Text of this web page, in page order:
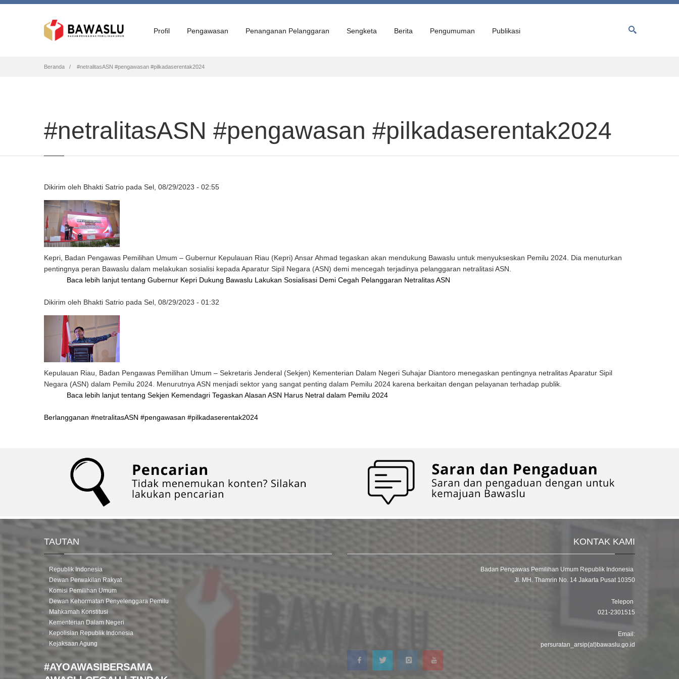
Profil Pengawasan Penanganan Pelanggaran Sengketa Berita Pengumuman Publikasi
Breadcrumb
Beranda #netralitasASN #pengawasan #pilkadaserentak2024
#netralitasASN #pengawasan #pilkadaserentak2024
Dikirim oleh Bhakti Satrio pada Sel, 08/29/2023 - 02:55
Kepri, Badan Pengawas Pemilihan Umum – Gubernur Kepulauan Riau (Kepri) Ansar Ahmad tegaskan akan mendukung Bawaslu untuk menyukseskan Pemilu 2024. Dia menuturkan
pentingnya peran Bawaslu dalam melakukan sosialisi kepada Aparatur Sipil Negara (ASN) demi mencegah terjadinya pelanggaran netralitasi ASN.
Baca lebih lanjut tentang Gubernur Kepri Dukung Bawaslu Lakukan Sosialisasi Demi Cegah Pelanggaran Netralitas ASN
Dikirim oleh Bhakti Satrio pada Sel, 08/29/2023 - 01:32
Kepulauan Riau, Badan Pengawas Pemilihan Umum – Sekretaris Jenderal (Sekjen) Kementerian Dalam Negeri Suhajar Diantoro menegaskan pentingnya netralitas Aparatur Sipil
Negara (ASN) dalam Pemilu 2024. Menurutnya ASN menjadi sektor yang sangat penting dalam Pemilu 2024 karena berkaitan dengan pelayanan terhadap publik.
Baca lebih lanjut tentang Sekjen Kemendagri Tegaskan Alasan ASN Harus Netral dalam Pemilu 2024
Berlangganan #netralitasASN #pengawasan #pilkadaserentak2024
TAUTAN
Republik Indonesia
Dewan Perwakilan Rakyat
Komisi Pemilihan Umum
Dewan Kehormatan Penyelenggara Pemilu
Mahkamah Konstitusi
Kementerian Dalam Negeri
Kepolisian Republik Indonesia
Kejaksaan Agung
#AYOAWASIBERSAMA
KONTAK KAMI
Badan Pengawas Pemilihan Umum Republik Indonesia
Jl. MH. Thamrin No. 14 Jakarta Pusat 10350
Telepon
021-2301515
Email:
persuratan_arsip(at)bawaslu.go.id